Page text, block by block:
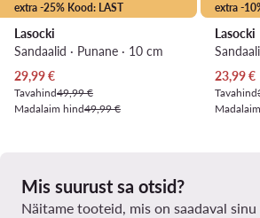
extra -25% Kood: LAST
Lasocki
Sandaalid · Punane · 10 cm
Praegune hind
29,99€
Tavahind49,99 €
Madalaim hind49,99 €
extra -
Lasocki
23,99€
Tavahind
Mis suurust sa otsid?
Näitame tooteid, mis on saadaval